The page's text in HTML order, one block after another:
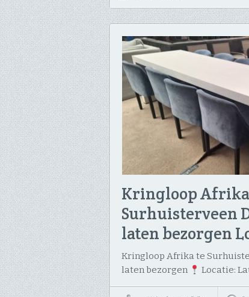
Kringloop
Surhuisterveen
laten bezorgen
Kringloop Afrika te
laten bezorgen
Locatie: